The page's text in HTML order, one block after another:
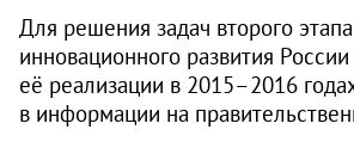
Для решения задач второго
инновационного развития
её реализации в 2015–2016
в информации на